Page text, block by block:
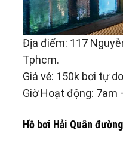
Địa điểm: 117
Tphcm.
Giá vé: 150k bơi tự do
Giờ Hoạt động: 7am
Hồ bơi Hải Quân